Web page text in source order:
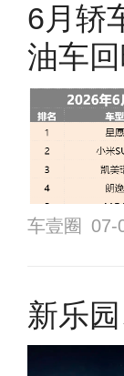
6月轿
油车回
车壹圈 07-
新乐